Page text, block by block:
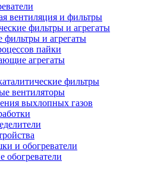
вентиляция и фильтры
фильтры и агрегаты
фильтры и агрегаты
пайки
агрегаты
фильтры
вентиляторы
выхлопных газов
и обогреватели
обогреватели